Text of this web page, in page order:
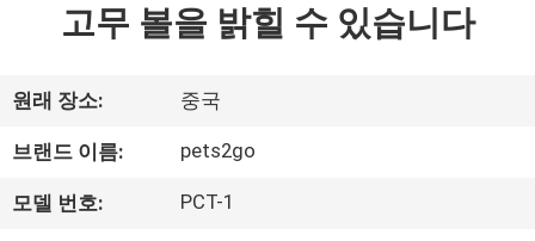
우
리
고무 볼을 밝힐 수 있습니다
원래 장소: 중국
브랜드 이름: pets2go
모델 번호: PCT-1